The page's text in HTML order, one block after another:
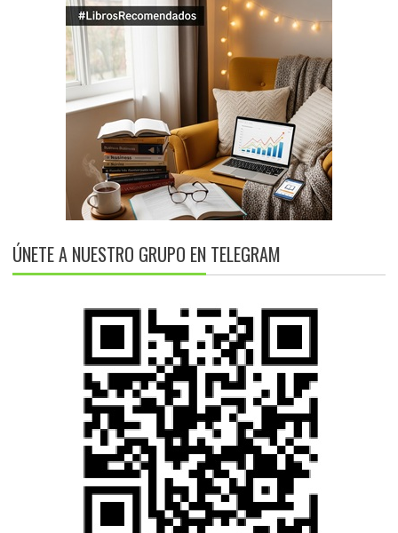
ÚNETE A NUESTRO GRUPO EN TELEGRAM